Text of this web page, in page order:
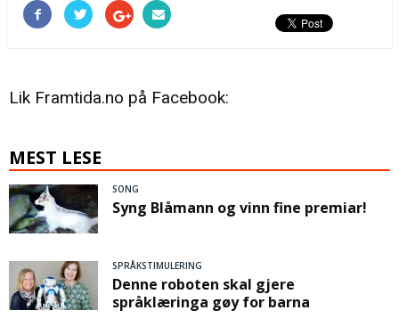
Lik Framtida.no på Facebook:
MEST LESE
SONG
Syng Blåmann og vinn fine premiar!
SPRÅKSTIMULERING
Denne roboten skal gjere
språklæringa gøy for barna